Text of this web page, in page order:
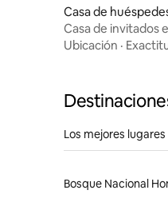
Casa de
seph
Casa de invitados
condado de
Ubicación ·
Los mejores
Bosque Nacional